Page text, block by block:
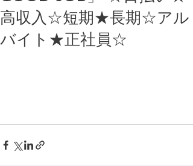
高収入☆短期★長期☆アル
バイト★正社員☆